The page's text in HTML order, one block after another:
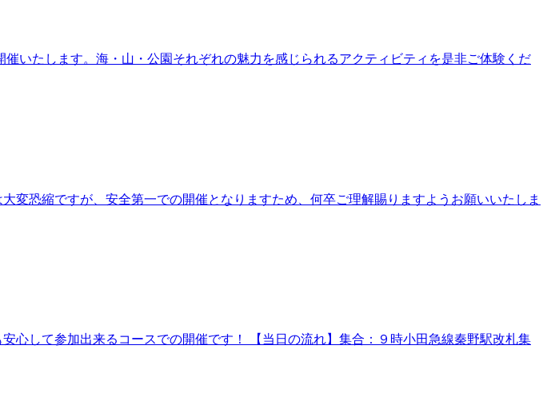
いたします。海・山・公園それぞれの魅力を感じられるアクティビティを是非ご体験くだ
恐縮ですが、安全第一での開催となりますため、何卒ご理解賜りますようお願いいたしま
心して参加出来るコースでの開催です！ 【当日の流れ】集合：９時小田急線秦野駅改札集